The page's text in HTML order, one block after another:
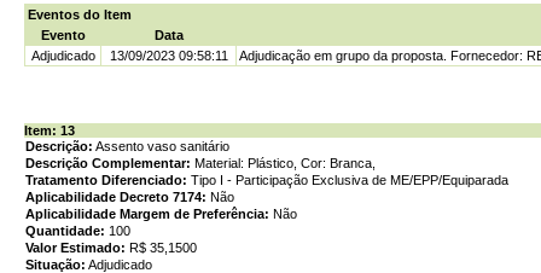
Eventos do Item
Evento
Data
Adjudicado
13/09/2023 09:58:11 Adjudicação em grupo da proposta. Fornecedor:
Item: 13
Descrição: Assento vaso sanitário
Descrição Complementar: Material: Plástico, Cor: Branca,
Tratamento Diferenciado: Tipo I - Participação Exclusiva de ME/EPP/Equiparada
Aplicabilidade Decreto 7174: Não
Aplicabilidade Margem de Preferência: Não
Quantidade: 100
Valor Estimado: R$ 35,1500
Situação: Adjudicado